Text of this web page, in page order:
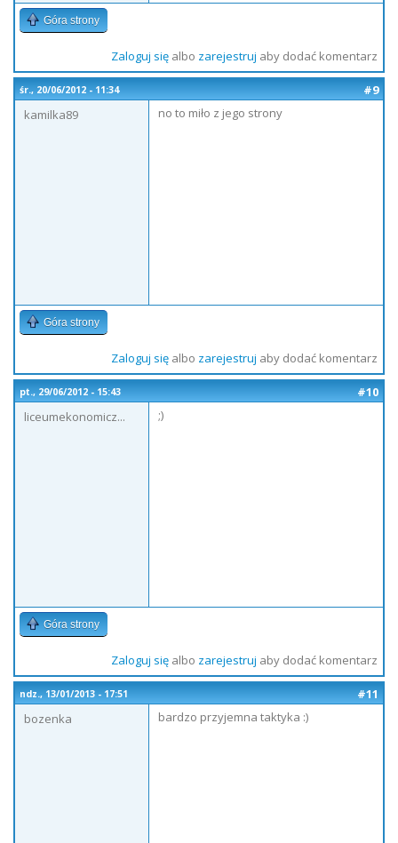
Góra strony
Zaloguj sięalbo zarejestruj aby dodać komentarz
śr., 20/06/2012 - 11:34
#9
kamilka89
no to miło z jego strony
Góra strony
Zaloguj sięalbo zarejestruj aby dodać komentarz
pt., 29/06/2012 - 15:43
#10
liceumekonomicz...
;)
Góra strony
Zaloguj sięalbo zarejestruj aby dodać komentarz
ndz., 13/01/2013 - 17:51
#11
bozenka
bardzo przyjemna taktyka :)